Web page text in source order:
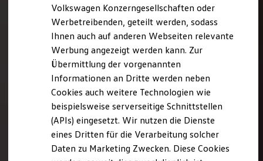
Werkbesichtigung
Factory visit
Lifestyle Shop
Golf Kollektion
ID. Kollektion
Volkswagen Kollektion
GTI Kollektion
Fußball Drop
we drive football
#wedriveproud
Besitzer und Service
myVolkswagen
Volkswagen Konzerngesellschaften oder
Werbetreibenden, geteilt werden, sodass
Ihnen auch auf anderen Webseiten relevante
Werbung angezeigt werden kann. Zur
Übermittlung der vorgenannten
Informationen an Dritte werden neben
Cookies auch weitere Technologien wie
beispielsweise serverseitige Schnittstellen
(APIs) eingesetzt. Wir nutzen die Dienste
eines Dritten für die Verarbeitung solcher
Daten zu Marketing Zwecken. Diese Cookies